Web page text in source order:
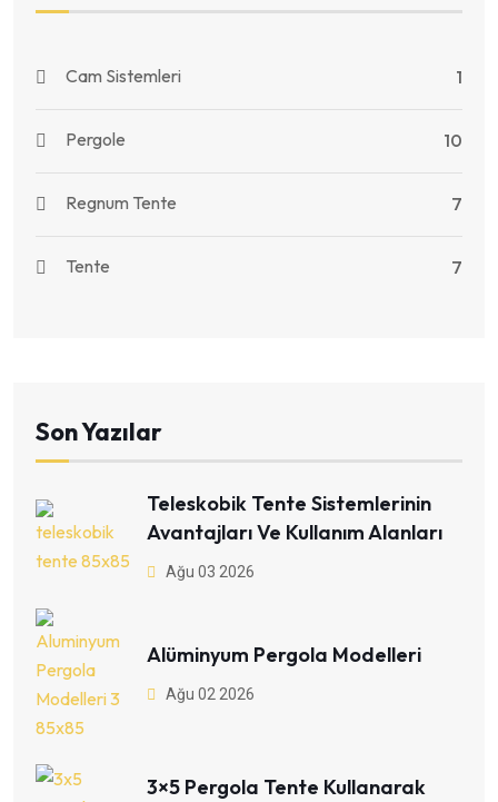
Cam Sistemleri 1
Pergole 10
Regnum Tente 7
Tente 7
Son Yazılar
Teleskobik Tente Sistemlerinin
Avantajları Ve Kullanım Alanları
Ağu 03 2026
Alüminyum Pergola Modelleri
Ağu 02 2026
3×5 Pergola Tente Kullanarak